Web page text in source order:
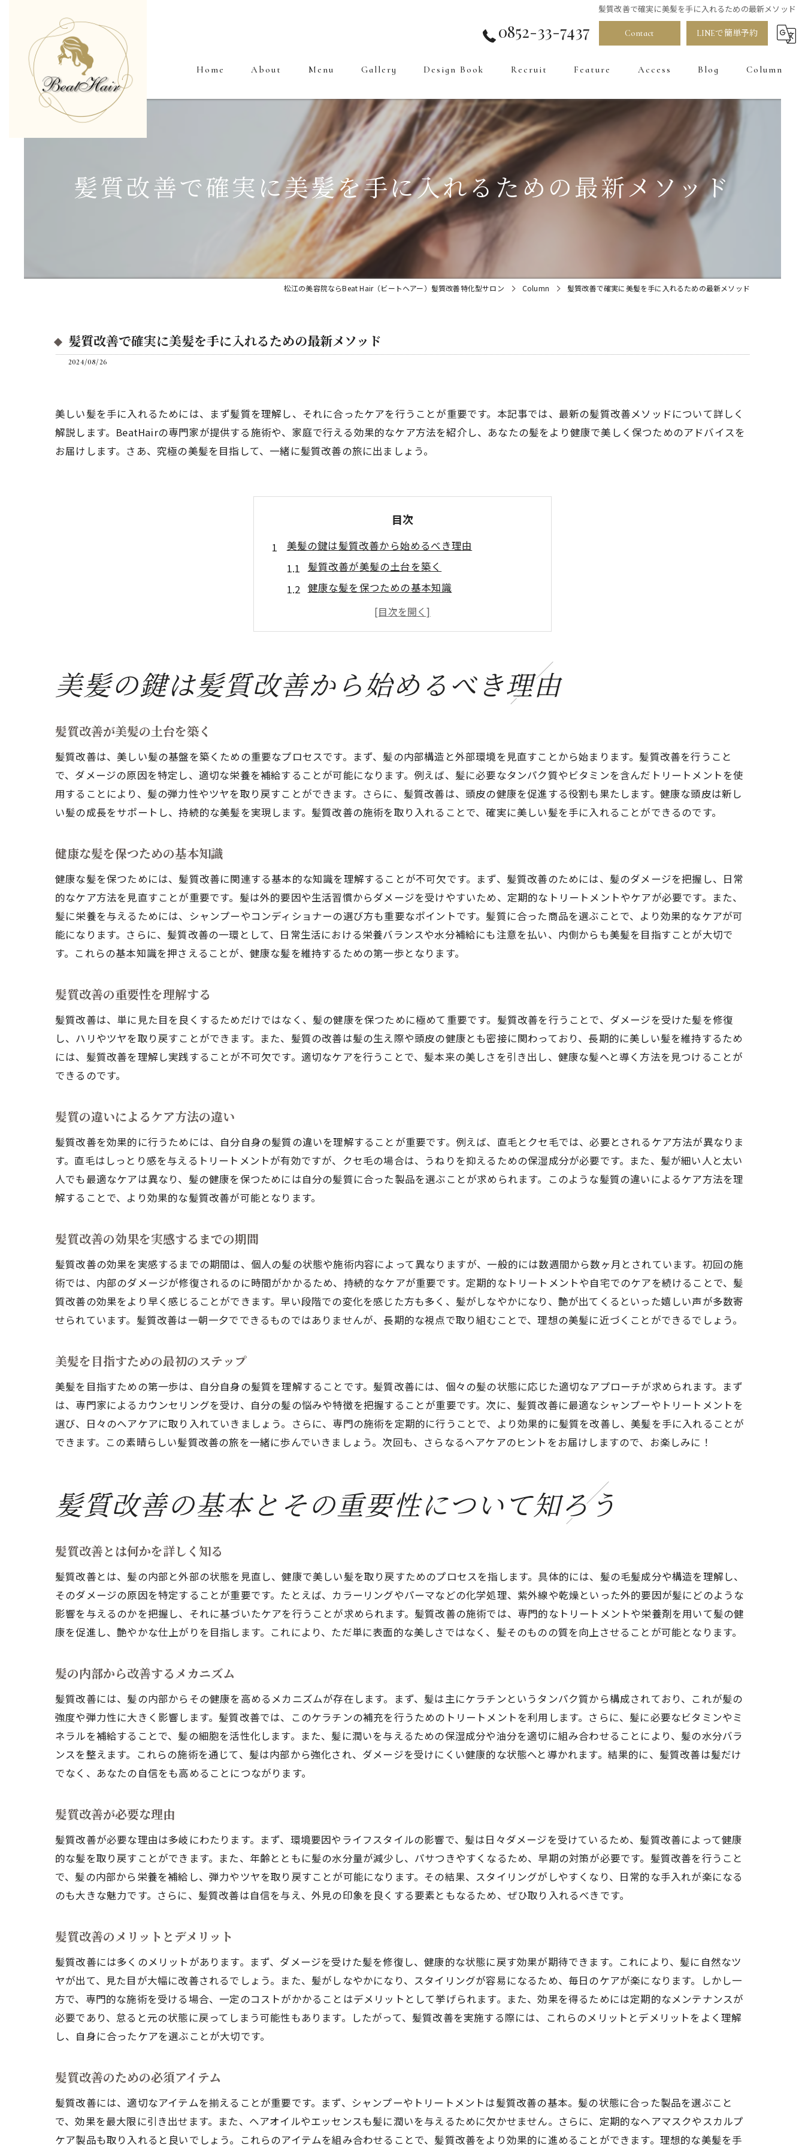
髪質改善で確実に美髪を手に入れるための最新メソッド
0852-33-7437 Contact LINEで簡単予約
Home About Menu Gallery Design Book Recruit Feature
カラー
トリートメント
Access Blog Column
髪質改善で確実に美髪を手に入れるための最新メソッド
松江の美容院ならBeat Hair（ビートヘアー）髪質改善特化型サロン Column 髪質改善で確実に美髪を手に入れるための最新メソッド
髪質改善で確実に美髪を手に入れるための最新メソッド
2024/08/26
美しい髪を手に入れるためには、まず髪質を理解し、それに合ったケアを行うことが重要です。本記事では、最新の髪質改善メソッドについて詳しく
解説します。BeatHairの専門家が提供する施術や、家庭で行える効果的なケア方法を紹介し、あなたの髪をより健康で美しく保つためのアドバイスを
お届けします。さあ、究極の美髪を目指して、一緒に髪質改善の旅に出ましょう。
目次
美髪の鍵は髪質改善から始めるべき理由
髪質改善が美髪の土台を築く
健康な髪を保つための基本知識
髪質改善の重要性を理解する
髪質の違いによるケア方法の違い
美髪を目指すための最初のステップ
髪質改善の基本とその重要性について知ろう
髪質改善が必要な理由
髪質改善のメリットとデメリット
髪質改善のための必須アイテム
髪質改善の成功事例を紹介
オーガニック素材を使ったケア
専門家が推奨するトリートメント
自宅でもできる最新ケア方法
髪質改善のための最新ツール
避けるべき髪質改善のNG行動
髪質改善の失敗例とその対策
自宅で簡単にできる髪質改善法
毎日のケアで髪質を改善する方法
おすすめの髪質改善アイテム
効果的なブラッシングテクニック
BeatHairが提供する髪質改善施術の特徴
BeatHairの特別なトリートメント
プロフェッショナルなカウンセリング
専門技術と最新設備の紹介
顧客の声と成功事例
髪質改善で究極の美髪を実現する方法
究極の美髪を目指すためのステップ
髪質改善のためのライフスタイル
栄養と食事が髪質に与える影響
髪質改善を継続するためのアフターフォローの重要性
髪質改善後のケアを怠らない
定期的なトリートメントの必要性
髪質改善を維持するための秘訣
髪質改善の結果を長く保つ方法
美髪の鍵は髪質改善から始めるべき理由
髪質改善が美髪の土台を築く
髪質改善は、美しい髪の基盤を築くための重要なプロセスです。まず、髪の内部構造と外部環境を見直すことから始まります。髪質改善を行うこと
で、ダメージの原因を特定し、適切な栄養を補給することが可能になります。例えば、髪に必要なタンパク質やビタミンを含んだトリートメントを使
用することにより、髪の弾力性やツヤを取り戻すことができます。さらに、髪質改善は、頭皮の健康を促進する役割も果たします。健康な頭皮は新し
い髪の成長をサポートし、持続的な美髪を実現します。髪質改善の施術を取り入れることで、確実に美しい髪を手に入れることができるのです。
健康な髪を保つための基本知識
健康な髪を保つためには、髪質改善に関連する基本的な知識を理解することが不可欠です。まず、髪質改善のためには、髪のダメージを把握し、日常
的なケア方法を見直すことが重要です。髪は外的要因や生活習慣からダメージを受けやすいため、定期的なトリートメントやケアが必要です。また、
髪に栄養を与えるためには、シャンプーやコンディショナーの選び方も重要なポイントです。髪質に合った商品を選ぶことで、より効果的なケアが可
能になります。さらに、髪質改善の一環として、日常生活における栄養バランスや水分補給にも注意を払い、内側からも美髪を目指すことが大切で
す。これらの基本知識を押さえることが、健康な髪を維持するための第一歩となります。
髪質改善の重要性を理解する
髪質改善は、単に見た目を良くするためだけではなく、髪の健康を保つために極めて重要です。髪質改善を行うことで、ダメージを受けた髪を修復
し、ハリやツヤを取り戻すことができます。また、髪質の改善は髪の生え際や頭皮の健康とも密接に関わっており、長期的に美しい髪を維持するため
には、髪質改善を理解し実践することが不可欠です。適切なケアを行うことで、髪本来の美しさを引き出し、健康な髪へと導く方法を見つけることが
できるのです。
髪質の違いによるケア方法の違い
髪質改善を効果的に行うためには、自分自身の髪質の違いを理解することが重要です。例えば、直毛とクセ毛では、必要とされるケア方法が異なりま
す。直毛はしっとり感を与えるトリートメントが有効ですが、クセ毛の場合は、うねりを抑えるための保湿成分が必要です。また、髪が細い人と太い
人でも最適なケアは異なり、髪の健康を保つためには自分の髪質に合った製品を選ぶことが求められます。このような髪質の違いによるケア方法を理
解することで、より効果的な髪質改善が可能となります。
髪質改善の効果を実感するまでの期間
髪質改善の効果を実感するまでの期間は、個人の髪の状態や施術内容によって異なりますが、一般的には数週間から数ヶ月とされています。初回の施
術では、内部のダメージが修復されるのに時間がかかるため、持続的なケアが重要です。定期的なトリートメントや自宅でのケアを続けることで、髪
質改善の効果をより早く感じることができます。早い段階での変化を感じた方も多く、髪がしなやかになり、艶が出てくるといった嬉しい声が多数寄
せられています。髪質改善は一朝一夕でできるものではありませんが、長期的な視点で取り組むことで、理想の美髪に近づくことができるでしょう。
美髪を目指すための最初のステップ
美髪を目指すための第一歩は、自分自身の髪質を理解することです。髪質改善には、個々の髪の状態に応じた適切なアプローチが求められます。まず
は、専門家によるカウンセリングを受け、自分の髪の悩みや特徴を把握することが重要です。次に、髪質改善に最適なシャンプーやトリートメントを
選び、日々のヘアケアに取り入れていきましょう。さらに、専門の施術を定期的に行うことで、より効果的に髪質を改善し、美髪を手に入れることが
できます。この素晴らしい髪質改善の旅を一緒に歩んでいきましょう。次回も、さらなるヘアケアのヒントをお届けしますので、お楽しみに！
髪質改善の基本とその重要性について知ろう
髪質改善とは何かを詳しく知る
髪質改善とは、髪の内部と外部の状態を見直し、健康で美しい髪を取り戻すためのプロセスを指します。具体的には、髪の毛髪成分や構造を理解し、
そのダメージの原因を特定することが重要です。たとえば、カラーリングやパーマなどの化学処理、紫外線や乾燥といった外的要因が髪にどのような
影響を与えるのかを把握し、それに基づいたケアを行うことが求められます。髪質改善の施術では、専門的なトリートメントや栄養剤を用いて髪の健
康を促進し、艶やかな仕上がりを目指します。これにより、ただ単に表面的な美しさではなく、髪そのものの質を向上させることが可能となります。
髪の内部から改善するメカニズム
髪質改善には、髪の内部からその健康を高めるメカニズムが存在します。まず、髪は主にケラチンというタンパク質から構成されており、これが髪の
強度や弾力性に大きく影響します。髪質改善では、このケラチンの補充を行うためのトリートメントを利用します。さらに、髪に必要なビタミンやミ
ネラルを補給することで、髪の細胞を活性化します。また、髪に潤いを与えるための保湿成分や油分を適切に組み合わせることにより、髪の水分バラ
ンスを整えます。これらの施術を通じて、髪は内部から強化され、ダメージを受けにくい健康的な状態へと導かれます。結果的に、髪質改善は髪だけ
でなく、あなたの自信をも高めることにつながります。
髪質改善が必要な理由
髪質改善が必要な理由は多岐にわたります。まず、環境要因やライフスタイルの影響で、髪は日々ダメージを受けているため、髪質改善によって健康
的な髪を取り戻すことができます。また、年齢とともに髪の水分量が減少し、パサつきやすくなるため、早期の対策が必要です。髪質改善を行うこと
で、髪の内部から栄養を補給し、弾力やツヤを取り戻すことが可能になります。その結果、スタイリングがしやすくなり、日常的な手入れが楽になる
のも大きな魅力です。さらに、髪質改善は自信を与え、外見の印象を良くする要素ともなるため、ぜひ取り入れるべきです。
髪質改善のメリットとデメリット
髪質改善には多くのメリットがあります。まず、ダメージを受けた髪を修復し、健康的な状態に戻す効果が期待できます。これにより、髪に自然なツ
ヤが出て、見た目が大幅に改善されるでしょう。また、髪がしなやかになり、スタイリングが容易になるため、毎日のケアが楽になります。しかし一
方で、専門的な施術を受ける場合、一定のコストがかかることはデメリットとして挙げられます。また、効果を得るためには定期的なメンテナンスが
必要であり、怠ると元の状態に戻ってしまう可能性もあります。したがって、髪質改善を実施する際には、これらのメリットとデメリットをよく理解
し、自身に合ったケアを選ぶことが大切です。
髪質改善のための必須アイテム
髪質改善には、適切なアイテムを揃えることが重要です。まず、シャンプーやトリートメントは髪質改善の基本。髪の状態に合った製品を選ぶこと
で、効果を最大限に引き出せます。また、ヘアオイルやエッセンスも髪に潤いを与えるために欠かせません。さらに、定期的なヘアマスクやスカルプ
ケア製品も取り入れると良いでしょう。これらのアイテムを組み合わせることで、髪質改善をより効果的に進めることができます。理想的な美髪を手